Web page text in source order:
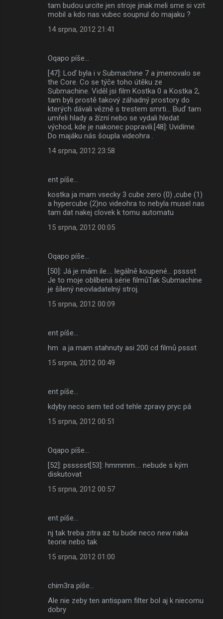
tam budou urcite jen stroje jinak meli sme si vzit
mobil a kdo nas vubec soupnul do majaku ?
14 srpna, 2012 21:41
Oqapo píše…
[47]: Loď byla i v Submachine 7 a jmenovalo se
the Core. Co se týče toho útěku ze
Submachine. Viděl jsi film Kostka 0 a Kostka 2,
tam byli prostě takový záhadný prostory do
kterých dávali vězně s trestem smrti... Buď tam
umřeli hlady a žízní nebo se vydali hledat
východ, kde je nakonec popravili.[48]: Uvidíme.
Do majáku nás šoupla videohra .
14 srpna, 2012 23:58
ent píše…
kostka ja mam vsecky 3 cube zero (0) ,cube (1)
a hypercube (2)no videohra to nebyla musel nas
tam dat nakej clovek k tomu automatu
15 srpna, 2012 00:05
Oqapo píše…
[50]: Já je mám ile.... legálně koupené... psssst
Je to moje oblíbená série filmůTak Submachine
je šílený neovladatelný stroj.
15 srpna, 2012 00:09
ent píše…
hm a ja mam stahnuty asi 200 cd filmů pssst
15 srpna, 2012 00:49
ent píše…
kdyby neco sem ted od tehle zpravy pryc pá
15 srpna, 2012 00:51
Oqapo píše…
[52]: pssssst[53]: hmmmm.... nebude s kým
diskutovat
15 srpna, 2012 00:57
ent píše…
nj tak treba zitra az tu bude neco new naka
teorie nebo tak
15 srpna, 2012 01:00
chim3ra píše…
Ale nie zeby ten antispam filter bol aj k niecomu
dobry